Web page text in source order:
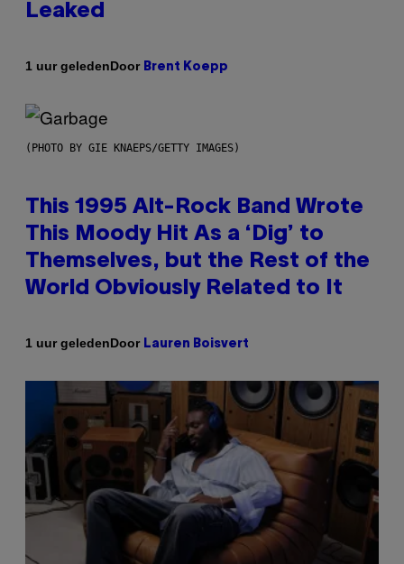
Leaked
1 uur geledenDoor Brent Koepp
(PHOTO BY GIE KNAEPS/GETTY IMAGES)
This 1995 Alt-Rock Band Wrote
This Moody Hit As a ‘Dig’ to
Themselves, but the Rest of the
World Obviously Related to It
1 uur geledenDoor Lauren Boisvert